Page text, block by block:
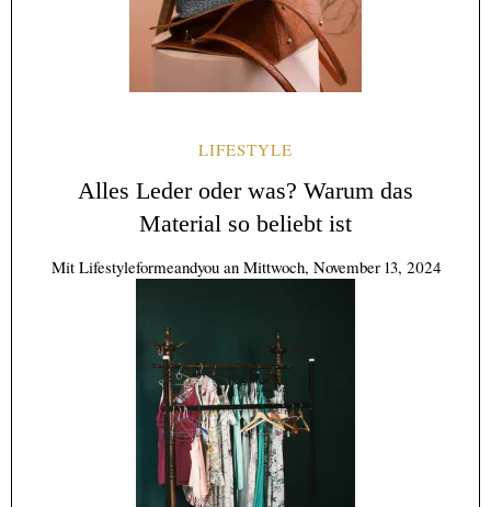
LIFESTYLE
Alles Leder oder was? Warum das
Material so beliebt ist
Mit Lifestyleformeandyou an Mittwoch, November 13, 2024